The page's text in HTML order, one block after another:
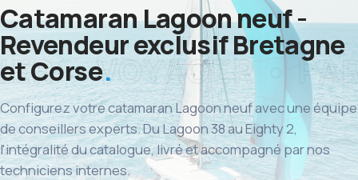
Catamaran Lagoon neuf -
Revendeur exclusif Bretagne
et Corse
Configurez votre catamaran Lagoon neuf avec une équipe
de conseillers experts. Du Lagoon 38 au Eighty 2,
l'intégralité du catalogue, livré et accompagné par nos
techniciens internes.